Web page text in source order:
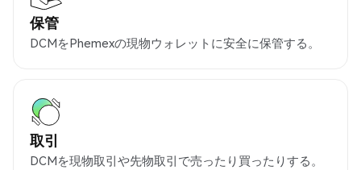
保管
DCMをPhemexの現物ウォレットに安全に保管する。
取引
DCMを現物取引や先物取引で売ったり買ったりする。